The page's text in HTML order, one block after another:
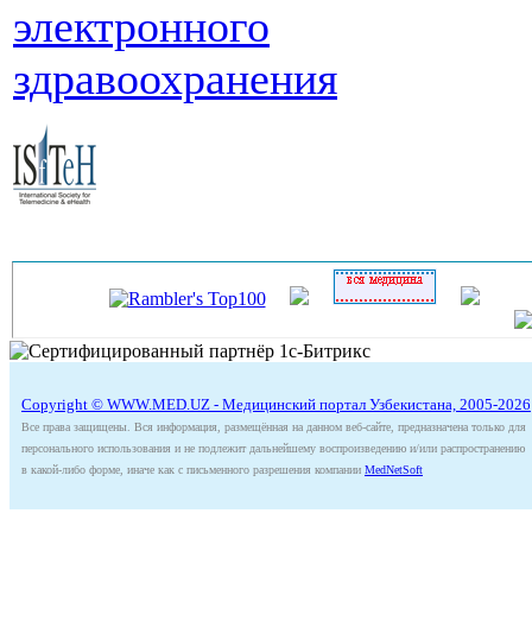
электронного
здравоохранения
Copyright © WWW.MED.UZ - Медицинский портал Узбекистана, 2005-2026
Все права защищены. Вся информация, размещённая на данном веб-сайте, предназначена только для
персонального использования и не подлежит дальнейшему воспроизведению и/или распространению
в какой-либо форме, иначе как с письменного разрешения компании MedNetSoft